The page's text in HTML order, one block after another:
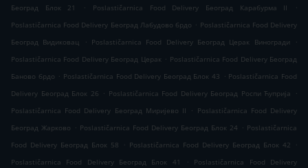
Београд Блок 21
. Poslastičarnica Food Delivery Београд Карабурма II
.
Poslastičarnica Food Delivery Београд Лабудово брдо . Poslastičarnica Food Delivery
Београд Видиковац
. Poslastičarnica Food Delivery Београд Церак Виногради
.
Poslastičarnica Food Delivery Београд Церак . Poslastičarnica Food Delivery Београд
Баново брдо . Poslastičarnica Food Delivery Београд Блок 43 . Poslastičarnica Food
Delivery Београд Блок 26 . Poslastičarnica Food Delivery Београд Роспи Ћуприја
.
Poslastičarnica Food Delivery Београд Миријево II
. Poslastičarnica Food Delivery
Београд Жарково . Poslastičarnica Food Delivery Београд Блок 24 . Poslastičarnica
Food Delivery Београд Блок 58
. Poslastičarnica Food Delivery Београд Блок 42
.
Poslastičarnica Food Delivery Београд Блок 41
.
Poslastičarnica Food Delivery